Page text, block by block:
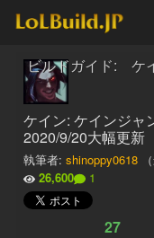
ビルドガイド: ケ
ケイン: ケインジャ
2020/9/20大幅更新
執筆者: shinoppy0618
26,600
1
27